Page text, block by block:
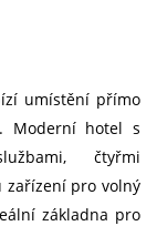
umístění přímo
Moderní hotel s
čtyřmi
zařízení pro volný
základna pro